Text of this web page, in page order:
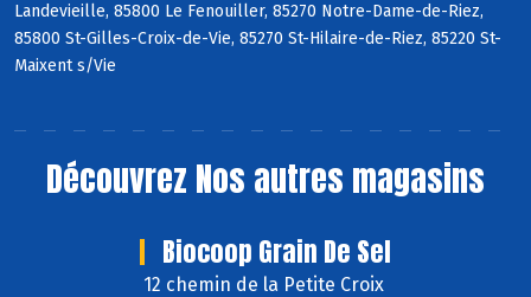
Landevieille, 85800 Le Fenouiller, 85270 Notre-Dame-de-Riez,
85800 St-Gilles-Croix-de-Vie, 85270 St-Hilaire-de-Riez, 85220 St-
Maixent s/Vie
Découvrez Nos autres magasins
Biocoop Grain De Sel
12 chemin de la Petite Croix